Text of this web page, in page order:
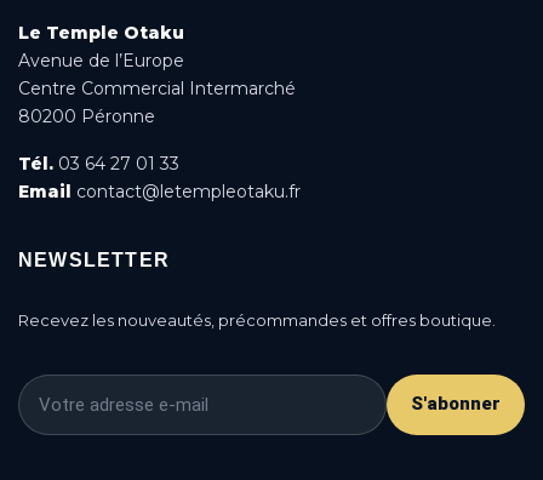
Le Temple Otaku
Avenue de l’Europe
Centre Commercial Intermarché
80200 Péronne
Tél. 03 64 27 01 33
Email contact@letempleotaku.fr
NEWSLETTER
Recevez les nouveautés, précommandes et offres boutique.
S'abonner